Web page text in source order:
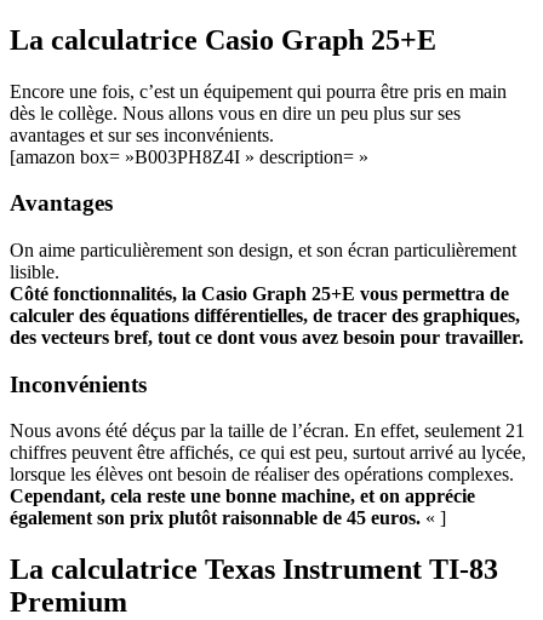
La calculatrice Casio Graph 25+E
Encore une fois, c’est un équipement qui pourra être pris en main
dès le collège. Nous allons vous en dire un peu plus sur ses
avantages et sur ses inconvénients.
[amazon box= »B003PH8Z4I » description= »
Avantages
On aime particulièrement son design, et son écran particulièrement
lisible.
Côté fonctionnalités, la Casio Graph 25+E vous permettra de
calculer des équations différentielles, de tracer des graphiques,
des vecteurs bref, tout ce dont vous avez besoin pour travailler.
Inconvénients
Nous avons été déçus par la taille de l’écran. En effet, seulement 21
chiffres peuvent être affichés, ce qui est peu, surtout arrivé au lycée,
lorsque les élèves ont besoin de réaliser des opérations complexes.
Cependant, cela reste une bonne machine, et on apprécie
également son prix plutôt raisonnable de 45 euros. « ]
La calculatrice Texas Instrument TI-83
Premium